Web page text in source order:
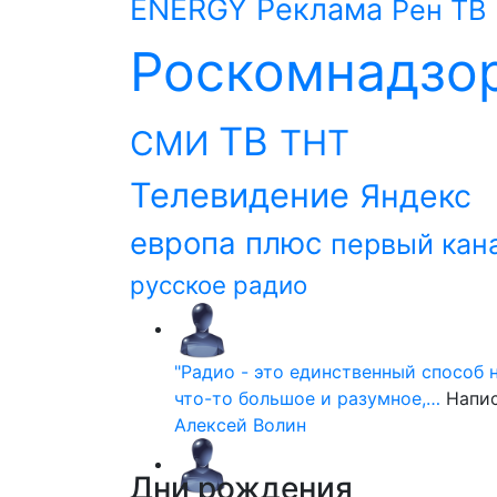
ENERGY Реклама Рен ТВ
СМИ ТВ ТНТ
Телевидение Яндекс
европа плюс первый
русское радио
"Радио - это единственный способ
что-то большое и разумное,…
Алексей Волин
Днирождения